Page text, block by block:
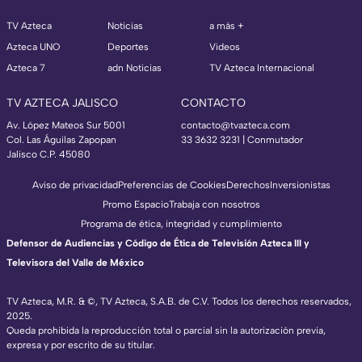
TV Azteca
Azteca UNO
Azteca 7
Noticias
Deportes
adn Noticias
a más +
Videos
TV Azteca Internacional
TV AZTECA JALISCO
Av. López Mateos Sur 5001
Col. Las Águilas Zapopan
Jalisco C.P. 45080
CONTACTO
contacto@tvazteca.com
33 3632 3231 | Conmutador
TV Azteca, M.R. & ©, TV Azteca, S.A.B. de C.V. Todos los derechos reservados,
2025.
Queda prohibida la reproducción total o parcial sin la autorización previa,
expresa y por escrito de su titular.
Aviso de privacidadPreferencias de CookiesDerechosInversionistas
Promo EspacioTrabaja con nosotros
Programa de ética, integridad y cumplimiento
Defensor de Audiencias y Código de Ética de Televisión Azteca III y
Televisora del Valle de México